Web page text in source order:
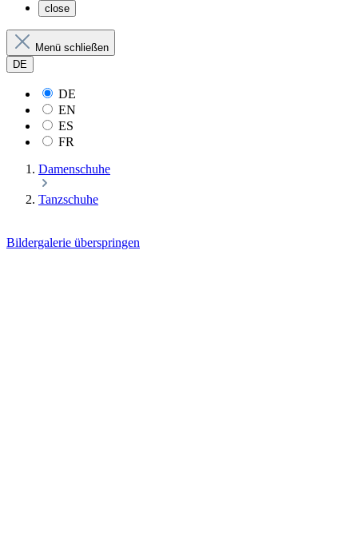
close
Menü schließen
DE
DE
EN
ES
FR
Damenschuhe
Tanzschuhe
Bildergalerie überspringen